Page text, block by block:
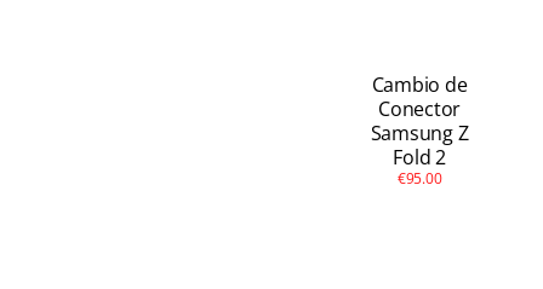
Cambio de
Conector
Samsung Z
Fold 2
€95.00